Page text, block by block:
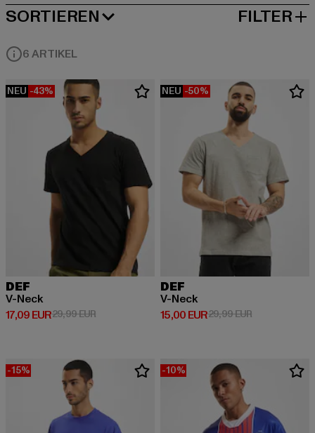
SORTIEREN
BELIEBTESTE FILTER
6 ARTIKEL
NEU -43%
DEF
V-Neck
17,09 EUR
Derzeitiger Preis: 17,09 EUR
29,99 EURAktionspreis: 29,99 EUR
NEU -50%
DEF
V-Neck
15,00 EUR
Derzeitiger Preis: 15,00 EUR
29,99 EURAktionspreis:
-15% -10%